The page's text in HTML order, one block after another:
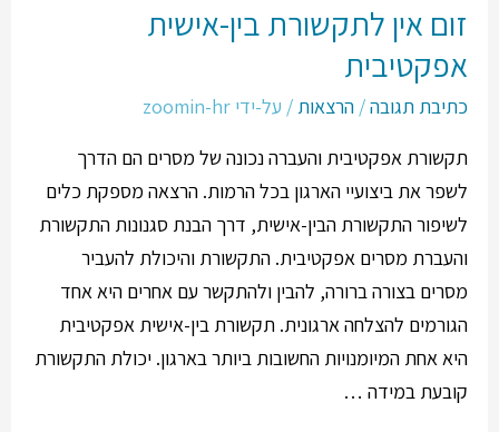
זום אין לתקשורת בין-אישית
אפקטיבית
כתיבת תגובה/ הרצאות / על-ידי zoomin-hr
תקשורת אפקטיבית והעברה נכונה של מסרים הם הדרך
לשפר את ביצועיי הארגון בכל הרמות. הרצאה מספקת כלים
לשיפור התקשורת הבין-אישית, דרך הבנת סגנונות התקשורת
והעברת מסרים אפקטיבית. התקשורת והיכולת להעביר
מסרים בצורה ברורה, להבין ולהתקשר עם אחרים היא אחד
הגורמים להצלחה ארגונית. תקשורת בין-אישית אפקטיבית
היא אחת המיומנויות החשובות ביותר בארגון. יכולת התקשורת
קובעת במידה …